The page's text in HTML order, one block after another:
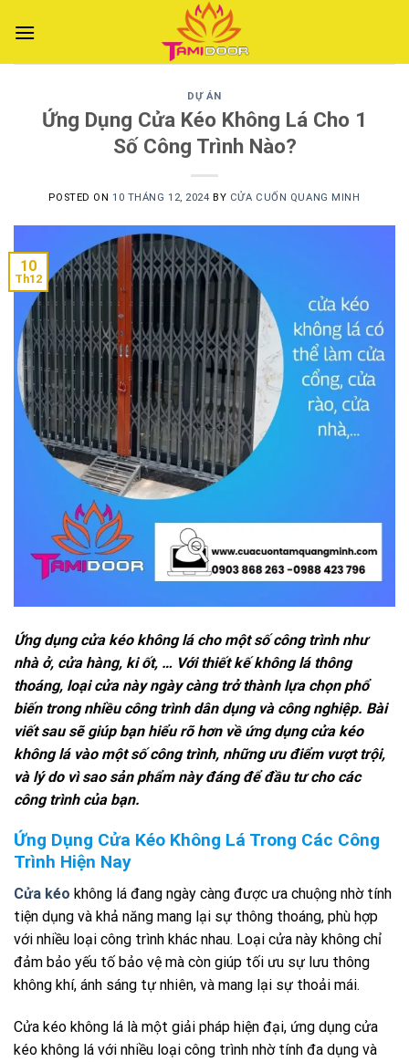
DỰ ÁN
Ứng Dụng Cửa Kéo Không Lá Cho 1
Số Công Trình Nào?
POSTED ON10 THÁNG 12, 2024 BY CỬA CUỐN QUANG MINH
10
Th12
Ứng dụng cửa kéo không lá cho một số công trình như
nhà ở, cửa hàng, ki ốt, … Với thiết kế không lá thông
thoáng, loại cửa này ngày càng trở thành lựa chọn phổ
biến trong nhiều công trình dân dụng và công nghiệp. Bài
viết sau sẽ giúp bạn hiểu rõ hơn về ứng dụng cửa kéo
không lá vào một số công trình, những ưu điểm vượt trội,
và lý do vì sao sản phẩm này đáng để đầu tư cho các
công trình của bạn.
Ứng Dụng Cửa Kéo Không Lá Trong Các Công
Trình Hiện Nay
Cửa kéo không lá đang ngày càng được ưa chuộng nhờ tính
tiện dụng và khả năng mang lại sự thông thoáng, phù hợp
với nhiều loại công trình khác nhau. Loại cửa này không chỉ
đảm bảo yếu tố bảo vệ mà còn giúp tối ưu sự lưu thông
không khí, ánh sáng tự nhiên, và mang lại sự thoải mái.
Cửa kéo không lá là một giải pháp hiện đại, ứng dụng cửa
kéo không lá với nhiều loại công trình nhờ tính đa dụng và